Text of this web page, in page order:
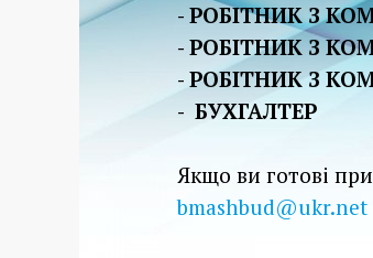
- РОБІТНИК З
- РОБІТНИК З
- РОБІТНИК З
- БУХГАЛТЕР
Якщо ви готові
bmashbud@ukr.net